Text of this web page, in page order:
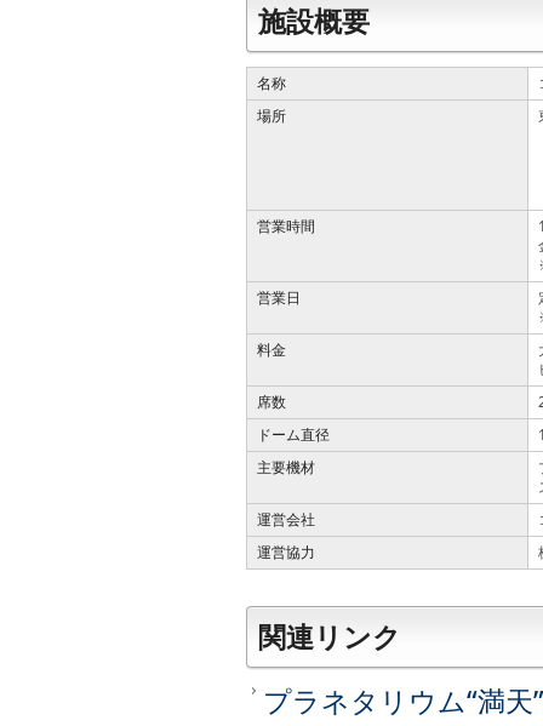
施設概要
名称
場所
営業時間
営業日
料金
席数
ドーム直径
主要機材
運営会社
運営協力
関連リンク
プラネタリウム“満